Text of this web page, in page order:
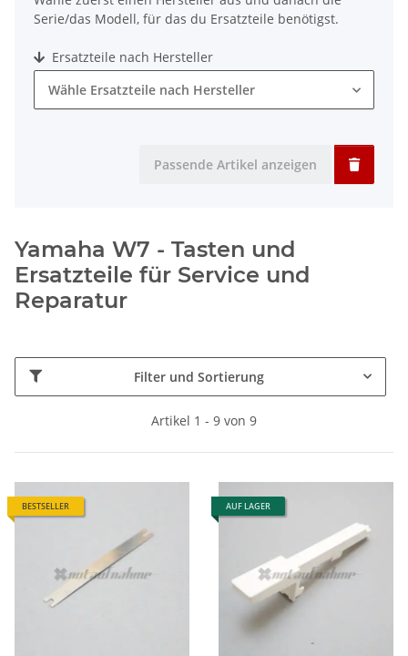
Serie/das Modell, für das du Ersatzteile benötigst.
Ersatzteile nach Hersteller
Wähle Ersatzteile nach Hersteller
Passende Artikel anzeigen
Yamaha W7 - Tasten und
Ersatzteile für Service und
Reparatur
Filter und Sortierung
Artikel 1 - 9 von 9
BESTSELLER AUF LAGER